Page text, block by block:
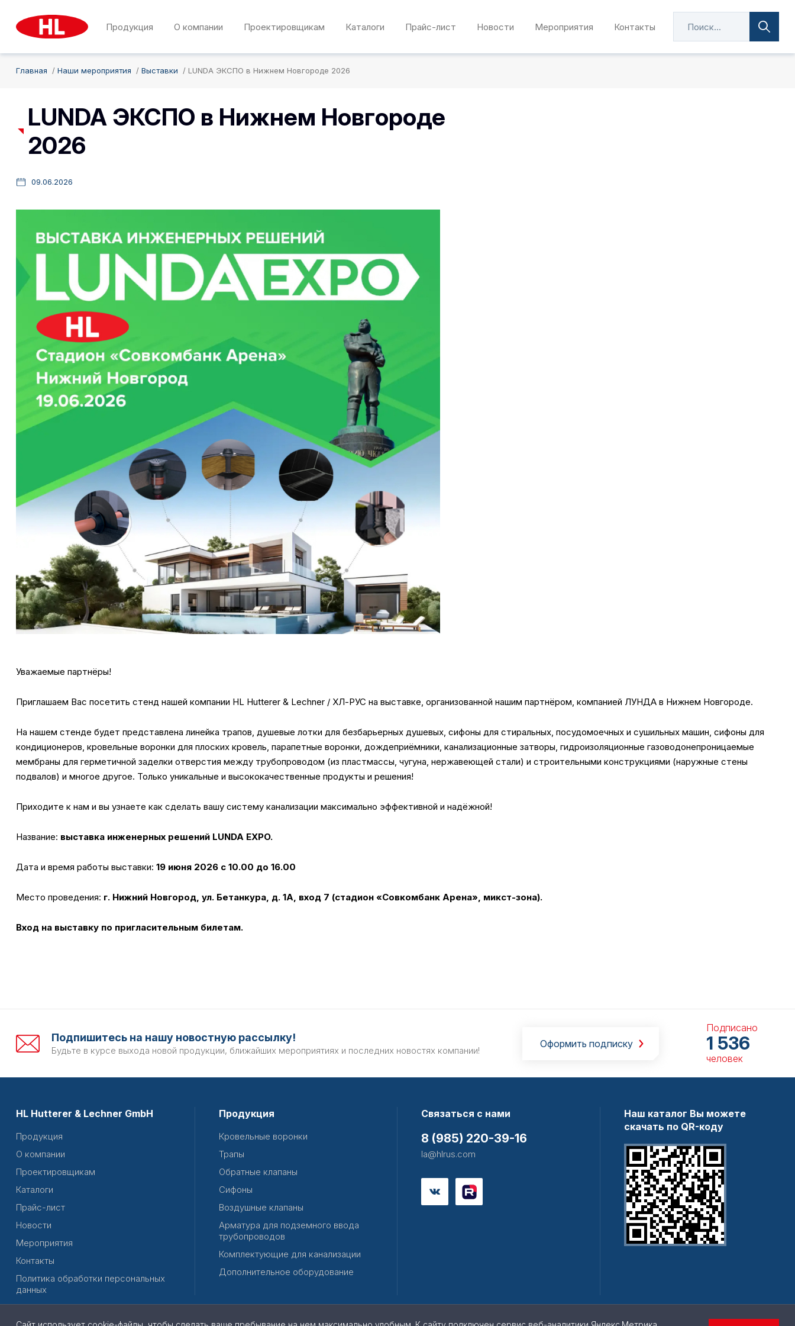
Продукция О компании Проектировщикам Каталоги Прайс-лист Новости Мероприятия Контакты
Главная Наши мероприятия Выставки LUNDA ЭКСПО в Нижнем Новгороде 2026
LUNDA ЭКСПО в Нижнем Новгороде
2026
09.06.2026
Уважаемые партнёры!
Приглашаем Вас посетить стенд нашей компании HL Hutterer & Lechner / ХЛ-РУС на выставке, организованной нашим партнёром, компанией ЛУНДА в Нижнем Новгороде.
На нашем стенде будет представлена линейка трапов, душевые лотки для безбарьерных душевых, сифоны для стиральных, посудомоечных и сушильных машин, сифоны для
кондиционеров, кровельные воронки для плоских кровель, парапетные воронки, дождеприёмники, канализационные затворы, гидроизоляционные газоводонепроницаемые
мембраны для герметичной заделки отверстия между трубопроводом (из пластмассы, чугуна, нержавеющей стали) и строительными конструкциями (наружные стены
подвалов) и многое другое. Только уникальные и высококачественные продукты и решения!
Приходите к нам и вы узнаете как сделать вашу систему канализации максимально эффективной и надёжной!
Название: выставка инженерных решений LUNDA EXPO.
Дата и время работы выставки: 19 июня 2026 с 10.00 до 16.00
Место проведения: г. Нижний Новгород, ул. Бетанкура, д. 1А, вход 7 (стадион «Совкомбанк Арена», микст-зона).
Вход на выставку по пригласительным билетам.
Подпишитесь на нашу новостную рассылку!
Будьте в курсе выхода новой продукции, ближайших мероприятиях и последних новостях компании!
Оформить подписку
Подписано
1 536
человек
HL Hutterer & Lechner GmbH
Продукция
О компании
Проектировщикам
Каталоги
Прайс-лист
Новости
Мероприятия
Контакты
Политика обработки персональных
данных
Продукция
Кровельные воронки
Трапы
Обратные клапаны
Сифоны
Воздушные клапаны
Арматура для подземного ввода
трубопроводов
Комплектующие для канализации
Дополнительное оборудование
Связаться с нами
8 (985) 220-39-16
la@hlrus.com
Наш каталог Вы можете
скачать по QR-коду